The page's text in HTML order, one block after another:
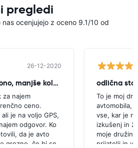
pregledi
ocenjujejo z oceno 9.1/10 od
26-12-2020
Na splošno brezhibno, manjše kolcanje
za najem
ceno.
je na voljo GPS,
odgovor. Ko
da je avto
grozno, če bi se
odlična
To je moj
avtomobila,
vse, kar je
izkušenj in
moje
prijatelji in